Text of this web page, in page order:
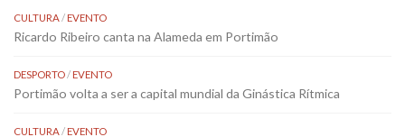
CULTURA/EVENTO
Ricardo Ribeiro canta na Alameda em Portimão
DESPORTO/EVENTO
Portimão volta a ser a capital mundial da Ginástica Rítmica
CULTURA/EVENTO